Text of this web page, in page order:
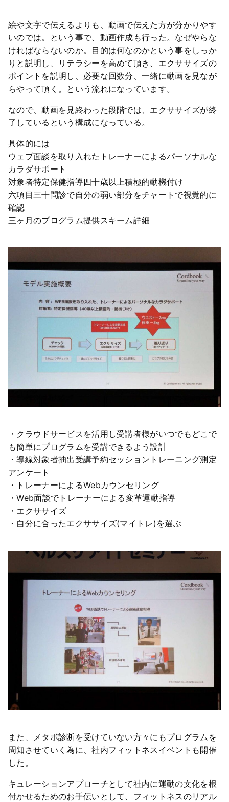
絵や文字で伝えるよりも、動画で伝えた方が分かりやす
いのでは。という事で、動画作成も行った。なぜやらな
ければならないのか。目的は何なのかという事をしっか
りと説明し、リテラシーを高めて頂き、エクササイズの
ポイントを説明し、必要な回数分、一緒に動画を見なが
らやって頂く。という流れになっています。
なので、動画を見終わった段階では、エクササイズが終
了しているという構成になっている。
具体的には
ウェブ面談を取り入れたトレーナーによるパーソナルな
カラダサポート
対象者特定保健指導四十歳以上積極的動機付け
六項目三十問診で自分の弱い部分をチャートで視覚的に
確認
三ヶ月のプログラム提供スキーム詳細
・クラウドサービスを活用し受講者様がいつでもどこで
も簡単にプログラムを受講できるよう設計
・導線対象者抽出受講予約セッショントレーニング測定
アンケート
・トレーナーによるWebカウンセリング
・Web面談でトレーナーによる変革運動指導
・エクササイズ
・自分に合ったエクササイズ(マイトレ)を選ぶ
また、メタボ診断を受けていない方々にもプログラムを
周知させていく為に、社内フィットネスイベントも開催
した。
キュレーションアプローチとして社内に運動の文化を根
付かせるためのお手伝いとして、フィットネスのリアル